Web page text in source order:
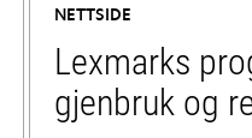
new
tab
NETTSIDE
Lexmarks
gjenbruk og